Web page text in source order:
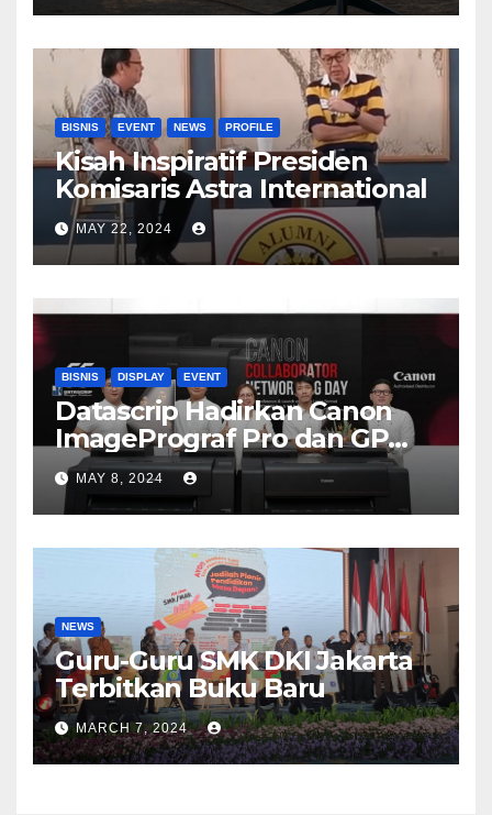
BISNIS EVENT NEWS PROFILE
Kisah Inspiratif Presiden
Komisaris Astra International
MAY 22, 2024
BISNIS DISPLAY EVENT
Datascrip Hadirkan Canon
ImagePrograf Pro dan GP
Series
MAY 8, 2024
NEWS
Guru-Guru SMK DKI Jakarta
Terbitkan Buku Baru
MARCH 7, 2024